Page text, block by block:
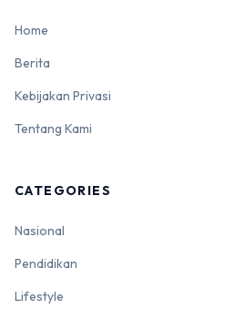
Home
Berita
Kebijakan Privasi
Tentang Kami
CATEGORIES
Nasional
Pendidikan
Lifestyle